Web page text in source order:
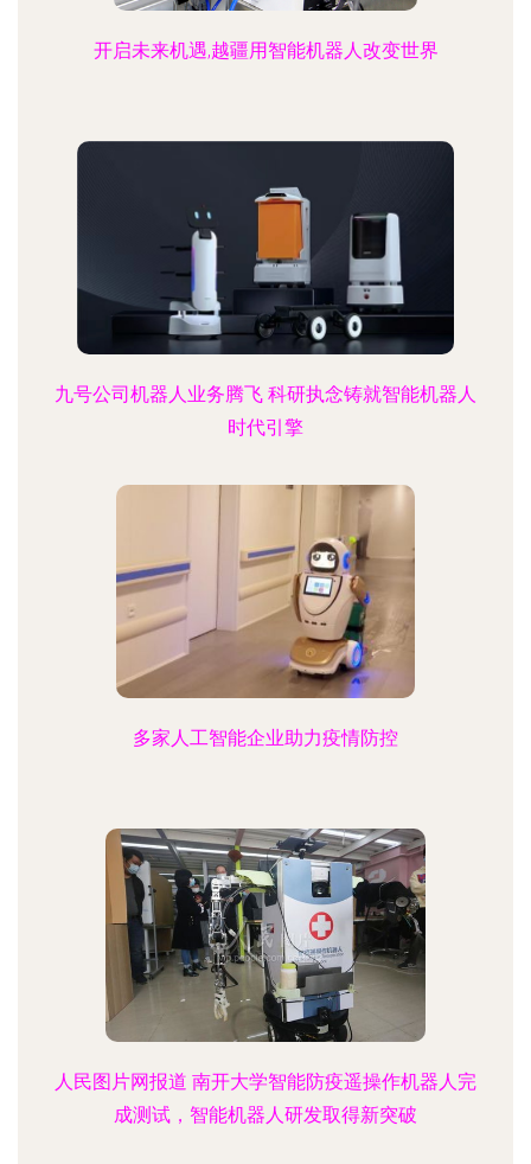
开启未来机遇,越疆用智能机器人改变世界
九号公司机器人业务腾飞 科研执念铸就智能机器人
时代引擎
多家人工智能企业助力疫情防控
人民图片网报道 南开大学智能防疫遥操作机器人完
成测试，智能机器人研发取得新突破